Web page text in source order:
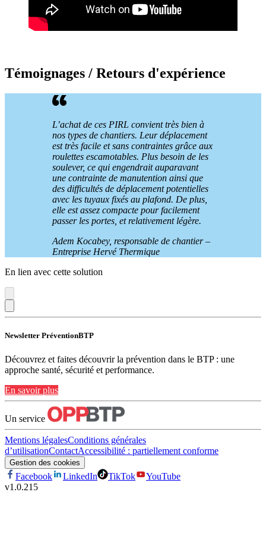
Témoignages / Retours d'expérience
L’achat de ces PIRL convient très bien à
nos types de chantiers. Leur déplacement
est très facile et sans contraintes grâce aux
roulettes escamotables. Plus besoin de les
soulever, ce qui engendrait auparavant
une contrainte de manutention ainsi que
des difficultés de déplacement potentielles
avec les tuyaux fixés au plafond. De plus,
elle est assez compacte pour facilement
passer les portes, et relativement légère.
Adem Kocabey, responsable de chantier –
Entreprise Hervé Thermique
En lien avec cette solution
Newsletter PréventionBTP
Découvrez et faites découvrir la prévention dans le BTP : une
approche santé, sécurité et performance.
En savoir plus
Un service
Mentions légalesConditions générales
d’utilisationContactAccessibilité : partiellement conforme
Gestion des cookies
Facebook LinkedIn TikTok
YouTube
v1.0.215